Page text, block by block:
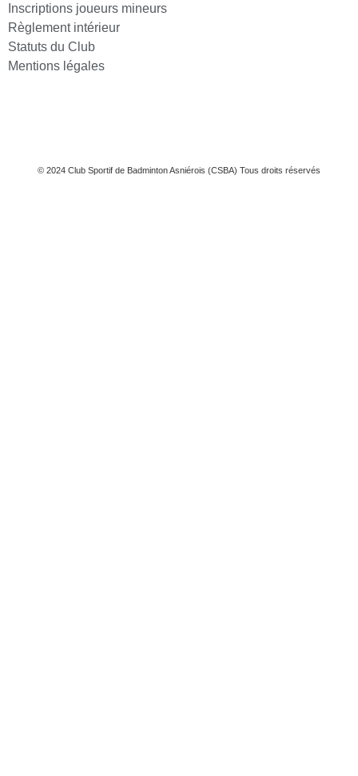
Inscriptions joueurs mineurs
Règlement intérieur
Statuts du Club
Mentions légales
© 2024 Club Sportif de Badminton Asniérois (CSBA) Tous droits réservés